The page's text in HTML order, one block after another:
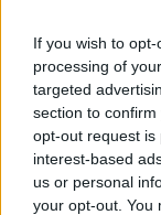
If you wish to
processing of
targeted
section to
opt-out request is
interest-based
us or personal
your opt-out. You
reciente de
simplemente haz
Todas las
sitio web son
disponibles